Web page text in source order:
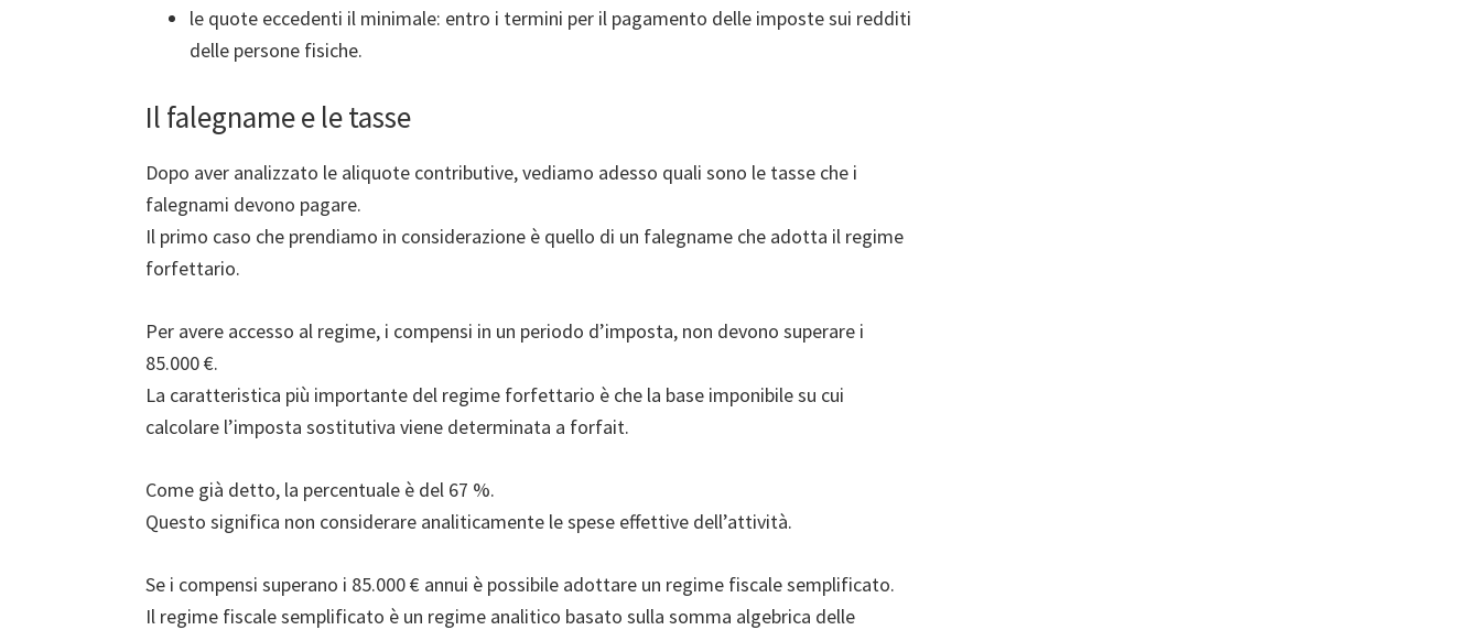
le quote eccedenti il minimale: entro i termini per il pagamento delle imposte sui redditi
delle persone fisiche.
Il falegname e le tasse
Dopo aver analizzato le aliquote contributive, vediamo adesso quali sono le tasse che i
falegnami devono pagare.
Il primo caso che prendiamo in considerazione è quello di un falegname che adotta il regime
forfettario.
Per avere accesso al regime, i compensi in un periodo d’imposta, non devono superare i
85.000 €.
La caratteristica più importante del regime forfettario è che la base imponibile su cui
calcolare l’imposta sostitutiva viene determinata a forfait.
Come già detto, la percentuale è del 67 %.
Questo significa non considerare analiticamente le spese effettive dell’attività.
Se i compensi superano i 85.000 € annui è possibile adottare un regime fiscale semplificato.
Il regime fiscale semplificato è un regime analitico basato sulla somma algebrica delle